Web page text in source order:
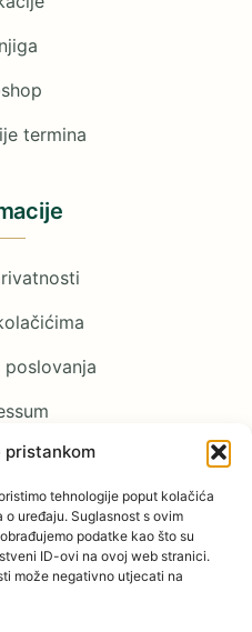
tehnologije poput kolačića
uređaju. Suglasnost s ovim
podatke kao što su
ID-ovi na ovoj web stranici.
može negativno utjecati na
termina
nas